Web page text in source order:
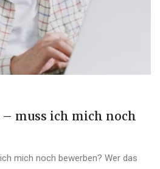
muss ich mich noch
mich noch bewerben? Wer das